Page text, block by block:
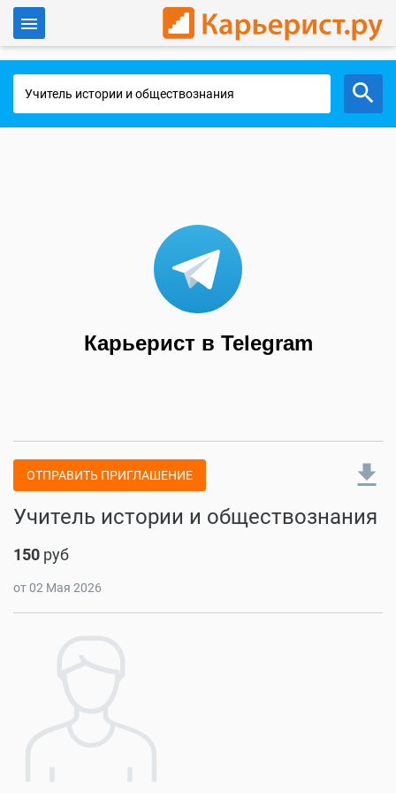
Работа в Москве
Карьерист в Telegram
ОТПРАВИТЬ ПРИГЛАШЕНИЕ file_download
Учитель истории и обществознания
150 руб
от 02 Мая 2026